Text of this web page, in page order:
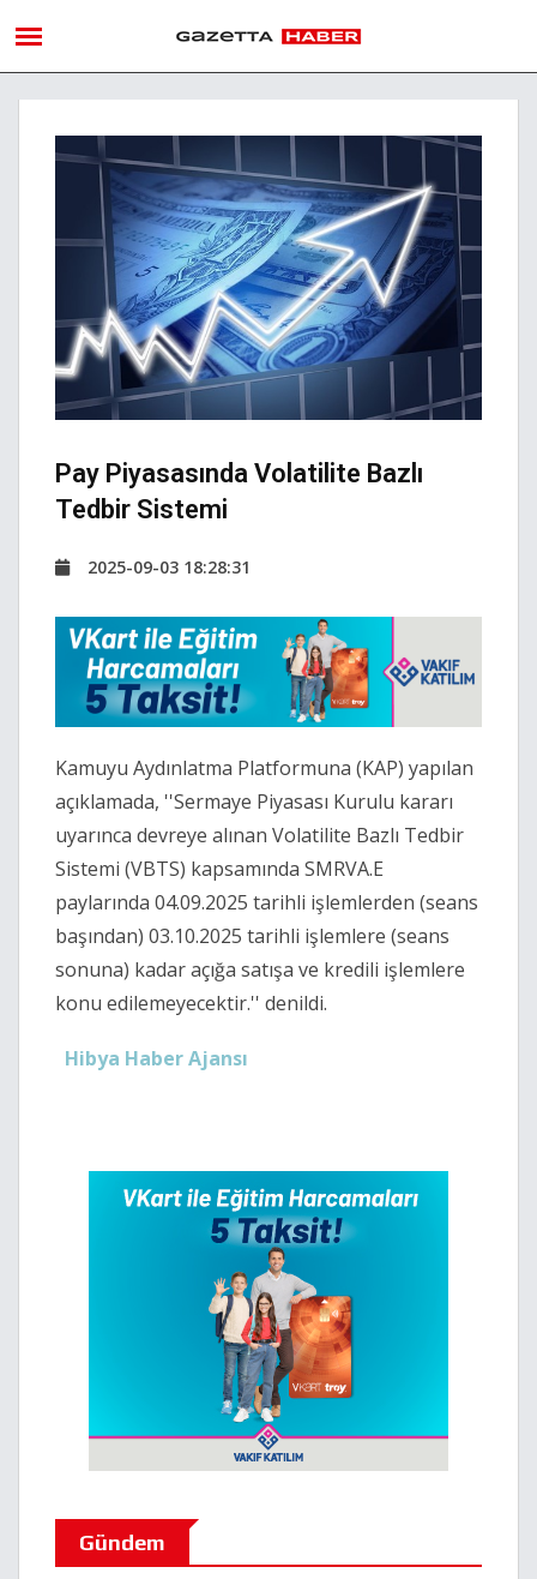
Pay Piyasasında Volatilite Bazlı
Tedbir Sistemi
2025-09-03 18:28:31
Kamuyu Aydınlatma Platformuna (KAP) yapılan
açıklamada, ''Sermaye Piyasası Kurulu kararı
uyarınca devreye alınan Volatilite Bazlı Tedbir
Sistemi (VBTS) kapsamında SMRVA.E
paylarında 04.09.2025 tarihli işlemlerden (seans
başından) 03.10.2025 tarihli işlemlere (seans
sonuna) kadar açığa satışa ve kredili işlemlere
konu edilemeyecektir.'' denildi.
Hibya Haber Ajansı
Gündem